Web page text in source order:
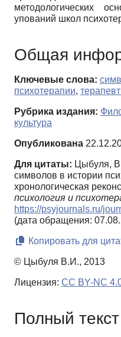
методологических
упований школ
Общая
Ключевые слова:
психотерапии,
Рубрика издания:
культура
Опубликована
Для цитаты: Цыбуля,
символов в истории
хронологическая
психология и
https://psyjournals.ru/
(дата обращения:
Копировать для
© Цыбуля В.И., 2013
Лицензия: CC BY-NC
Полный текст